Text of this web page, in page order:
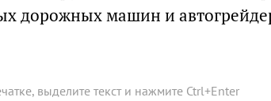
дорожных машин и
выделите текст и нажмите Ctrl+Enter